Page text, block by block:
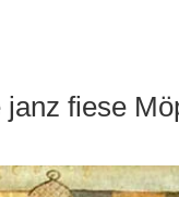
fiese